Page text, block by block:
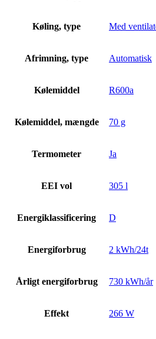
Køling, type Med
Afrimning, type Automatisk
Kølemiddel R600a
Kølemiddel, mængde 70 g
Termometer Ja
EEI vol 305 l
Energiklassificering D
Energiforbrug 2 kWh/24t
Årligt energiforbrug 730 kWh/år
Effekt 266 W